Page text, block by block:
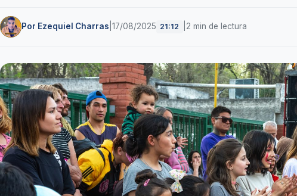
Por Ezequiel Charras 17/08/2025 21:12 2 min de lectura